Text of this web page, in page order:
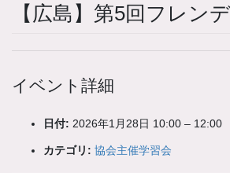
【広島】第5回フレン
イベント詳細
日付: 2026年1月28日 10:00 – 12:00
カテゴリ: 協会主催学習会